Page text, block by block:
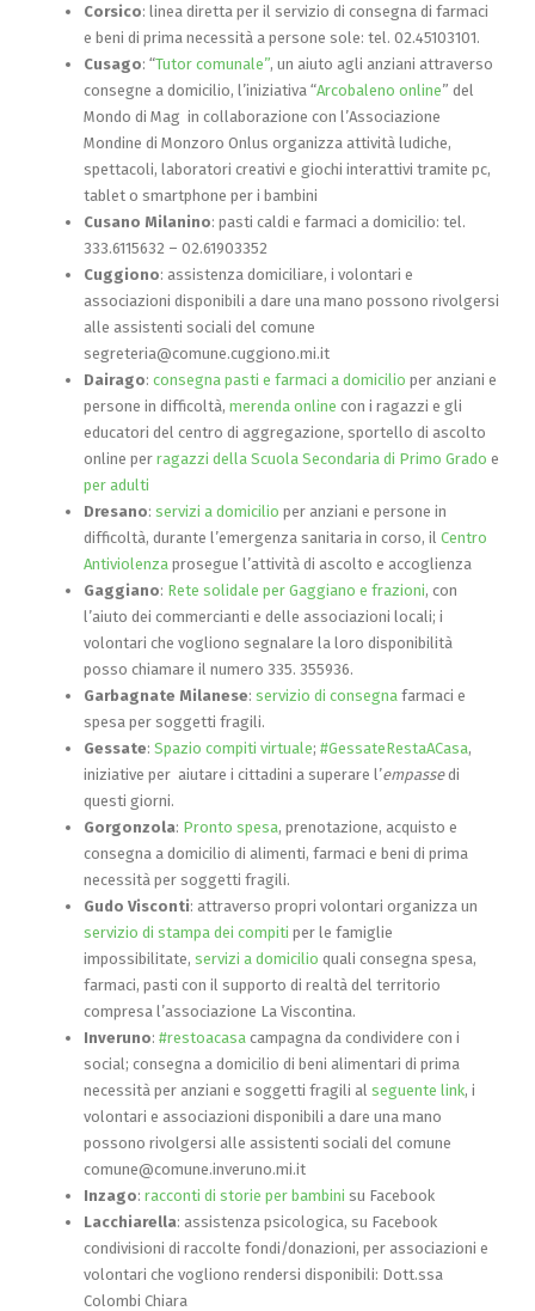
Corsico: linea diretta per il servizio di consegna di farmaci
e beni di prima necessità a persone sole: tel. 02.45103101.
Cusago: “Tutor comunale”, un aiuto agli anziani attraverso
consegne a domicilio, l’iniziativa “Arcobaleno online” del
Mondo di Mag in collaborazione con l’Associazione
Mondine di Monzoro Onlus organizza attività ludiche,
spettacoli, laboratori creativi e giochi interattivi tramite pc,
tablet o smartphone per i bambini
Cusano Milanino: pasti caldi e farmaci a domicilio: tel.
333.6115632 – 02.61903352
Cuggiono: assistenza domiciliare, i volontari e
associazioni disponibili a dare una mano possono rivolgersi
alle assistenti sociali del comune
segreteria@comune.cuggiono.mi.it
Dairago: consegna pasti e farmaci a domicilio per anziani e
persone in difficoltà, merenda online con i ragazzi e gli
educatori del centro di aggregazione, sportello di ascolto
online per ragazzi della Scuola Secondaria di Primo Grado e
per adulti
Dresano: servizi a domicilio per anziani e persone in
difficoltà, durante l’emergenza sanitaria in corso, il Centro
Antiviolenza prosegue l’attività di ascolto e accoglienza
Gaggiano: Rete solidale per Gaggiano e frazioni, con
l’aiuto dei commercianti e delle associazioni locali; i
volontari che vogliono segnalare la loro disponibilità
posso chiamare il numero 335. 355936.
Garbagnate Milanese: servizio di consegna farmaci e
spesa per soggetti fragili.
Gessate: Spazio compiti virtuale; #GessateRestaACasa,
iniziative per aiutare i cittadini a superare l’empassedi
questi giorni.
Gorgonzola: Pronto spesa, prenotazione, acquisto e
consegna a domicilio di alimenti, farmaci e beni di prima
necessità per soggetti fragili.
Gudo Visconti: attraverso propri volontari organizza un
servizio di stampa dei compiti per le famiglie
impossibilitate, servizi a domicilio quali consegna spesa,
farmaci, pasti con il supporto di realtà del territorio
compresa l’associazione La Viscontina.
Inveruno: #restoacasa campagna da condividere con i
social; consegna a domicilio di beni alimentari di prima
necessità per anziani e soggetti fragili al seguente link, i
volontari e associazioni disponibili a dare una mano
possono rivolgersi alle assistenti sociali del comune
comune@comune.inveruno.mi.it
Inzago: racconti di storie per bambini su Facebook
Lacchiarella: assistenza psicologica, su Facebook
condivisioni di raccolte fondi/donazioni, per associazioni e
volontari che vogliono rendersi disponibili: Dott.ssa
Colombi Chiara